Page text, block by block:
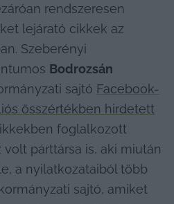
rendszeresen
lejárató cikkek az
Szeberényi
Bodrozsán
sajtó Facebook-
összértékben hirdetett
foglalkozott
párttársa is, aki miután
a nyilatkozataiból több
sajtó, amiket